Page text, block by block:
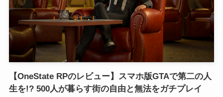
【OneState RPのレビュー】スマホ版GTAで第二の人
生を!? 500人が暮らす街の自由と無法をガチプレイ